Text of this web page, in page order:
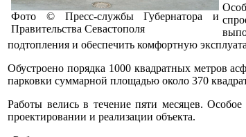
Фото © Пресс-службы Губернатора и
Правительства Севастополя
подтопления и обеспечить комфортную
Обустроено порядка 1000 квадратных метров
парковки суммарной площадью около 370
Работы велись в течение пяти месяцев.
проектировании и реализации объекта.